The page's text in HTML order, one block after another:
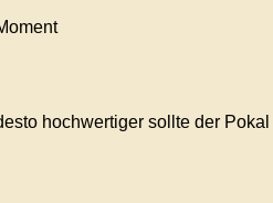
hochwertiger sollte der Pokal